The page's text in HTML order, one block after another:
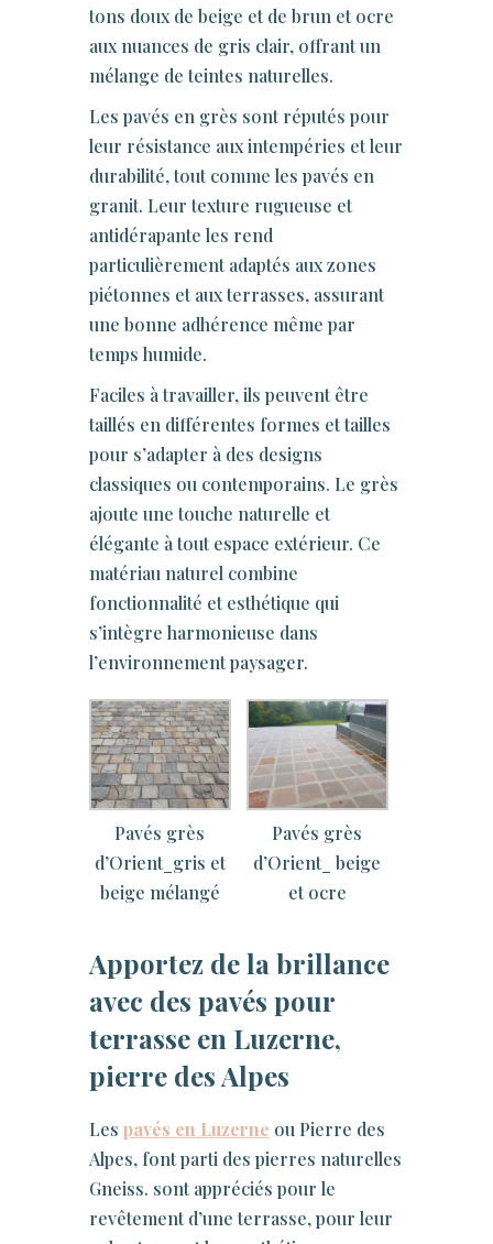
tons doux de beige et de brun et ocre
aux nuances de gris clair, offrant un
mélange de teintes naturelles.
Les pavés en grès sont réputés pour
leur résistance aux intempéries et leur
durabilité, tout comme les pavés en
granit. Leur texture rugueuse et
antidérapante les rend
particulièrement adaptés aux zones
piétonnes et aux terrasses, assurant
une bonne adhérence même par
temps humide.
Faciles à travailler, ils peuvent être
taillés en différentes formes et tailles
pour s’adapter à des designs
classiques ou contemporains. Le grès
ajoute une touche naturelle et
élégante à tout espace extérieur. Ce
matériau naturel combine
fonctionnalité et esthétique qui
s’intègre harmonieuse dans
l’environnement paysager.
Pavés grès
d’Orient_gris et
beige mélangé
Pavés grès
d’Orient_ beige
et ocre
Apportez de la brillance
avec des pavés pour
terrasse en Luzerne,
pierre des Alpes
Les pavés en Luzerne ou Pierre des
Alpes, font parti des pierres naturelles
Gneiss. sont appréciés pour le
revêtement d’une terrasse, pour leur